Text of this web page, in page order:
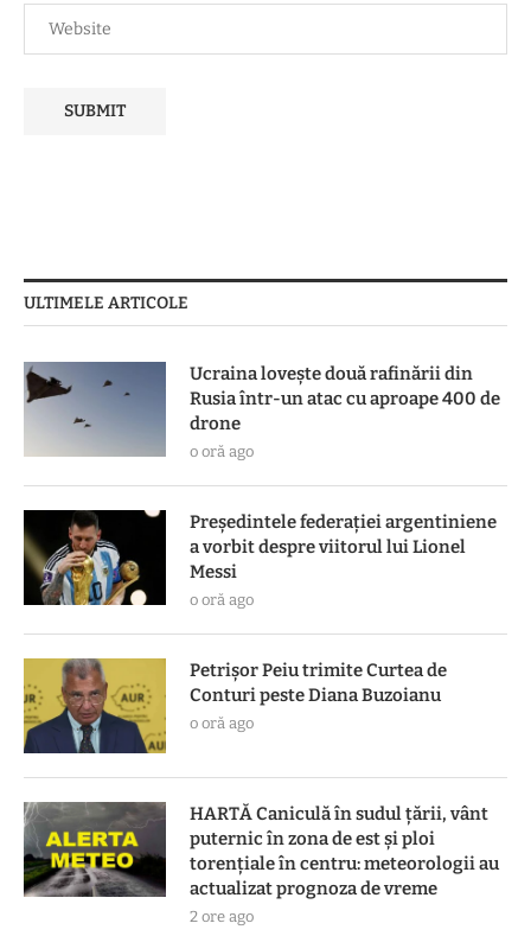
ULTIMELE ARTICOLE
Ucraina lovește două rafinării din
Rusia într-un atac cu aproape 400 de
drone
o oră ago
Președintele federației argentiniene
a vorbit despre viitorul lui Lionel
Messi
o oră ago
Petrișor Peiu trimite Curtea de
Conturi peste Diana Buzoianu
o oră ago
HARTĂ Caniculă în sudul țării, vânt
puternic în zona de est și ploi
torențiale în centru: meteorologii au
actualizat prognoza de vreme
2 ore ago